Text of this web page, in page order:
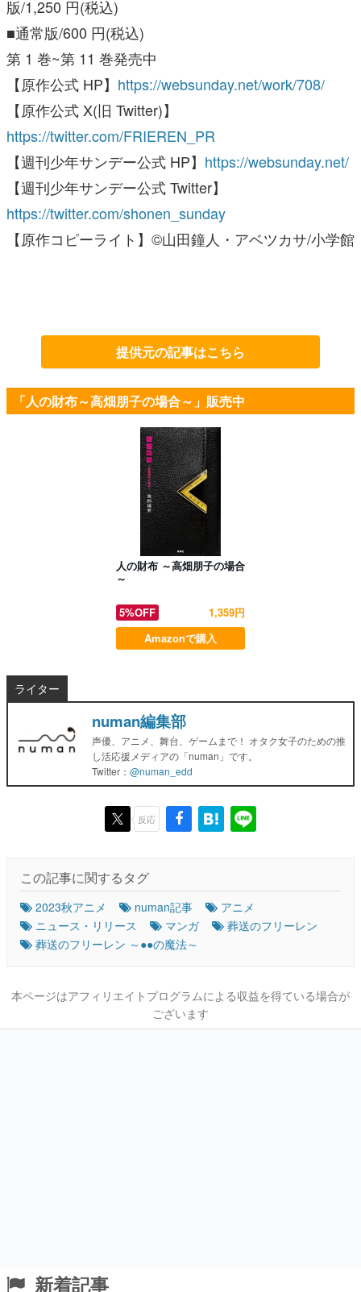
版/1,250 円(税込)
■通常版/600 円(税込)
第 1 巻~第 11 巻発売中
【原作公式 HP】 https://websunday.net/work/708/
【原作公式 X(旧 Twitter)】
https://twitter.com/FRIEREN_PR
【週刊少年サンデー公式 HP】 https://websunday.net/
【週刊少年サンデー公式 Twitter】
https://twitter.com/shonen_sunday
【原作コピーライト】©山田鐘人・アベツカサ/小学館
提供元の記事はこちら
「人の財布～高畑朋子の場合～」販売中
人の財布 ～高畑朋子の場合
～
5%OFF
1,359円
Amazonで購入
ライター
numan編集部
声優、アニメ、舞台、ゲームまで！ オタク女子のための推
し活応援メディアの「numan」です。
Twitter： @numan_edd
反応
この記事に関するタグ
2023秋アニメ numan記事
アニメ
ニュース・リリース
マンガ
葬送のフリーレン
葬送のフリーレン ～●●の魔法～
本ページはアフィリエイトプログラムによる収益を得ている場合が
ございます
新着記事